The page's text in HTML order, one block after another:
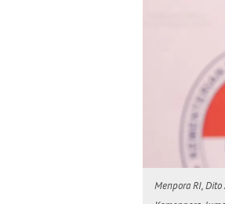
Menpora RI,